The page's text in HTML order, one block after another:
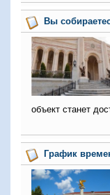
Вы
объект станет
График